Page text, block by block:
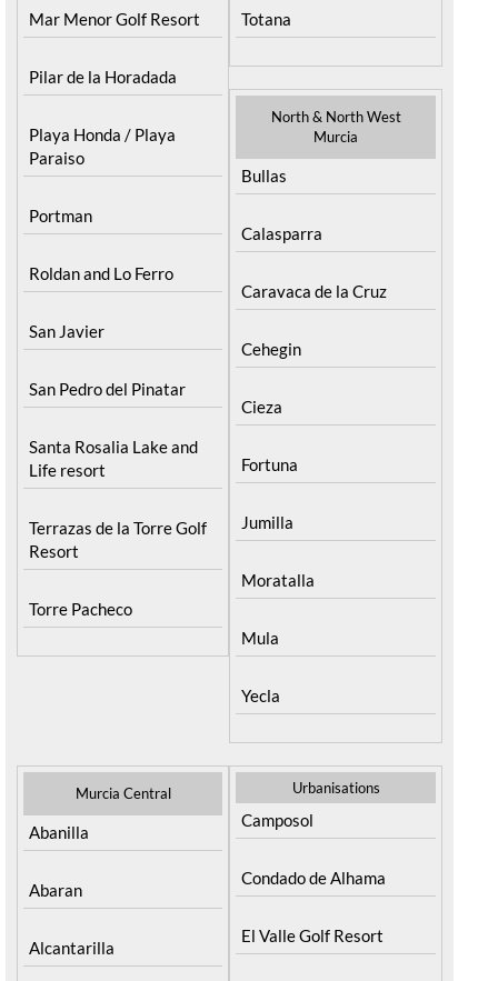
Mar Menor Golf Resort
Pilar de la Horadada
Playa Honda / Playa
Paraiso
Portman
Roldan and Lo Ferro
San Javier
San Pedro del Pinatar
Santa Rosalia Lake and
Life resort
Terrazas de la Torre Golf
Resort
Torre Pacheco
Totana
North & North West
Murcia
Bullas
Calasparra
Caravaca de la Cruz
Cehegin
Cieza
Fortuna
Jumilla
Moratalla
Mula
Yecla
Murcia Central
Abanilla
Abaran
Alcantarilla
Urbanisations
Camposol
Condado de Alhama
El Valle Golf Resort